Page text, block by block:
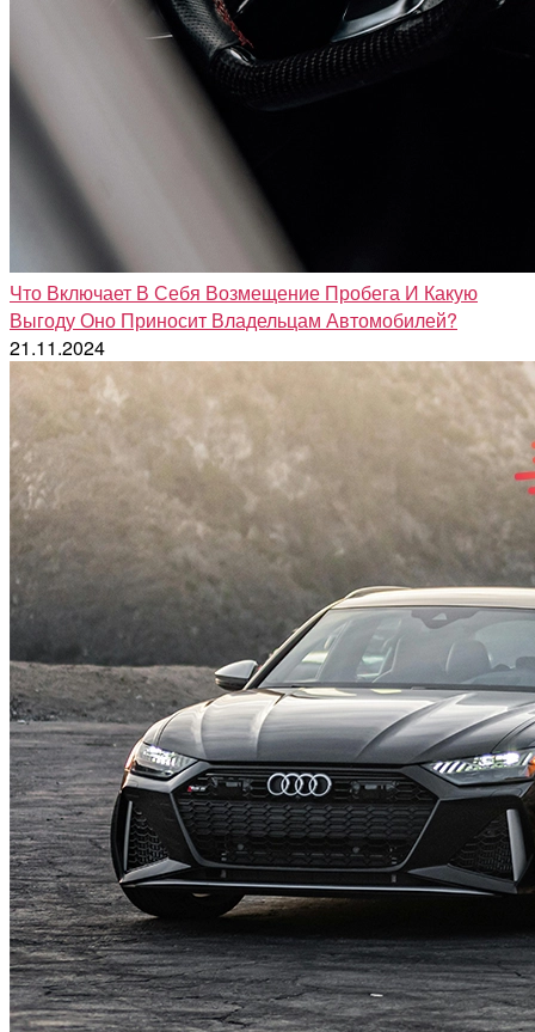
Что Включает В Себя Возмещение Пробега И Какую
Выгоду Оно Приносит Владельцам Автомобилей?
21.11.2024